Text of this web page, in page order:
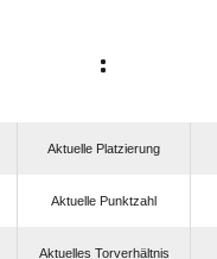
:
Aktuelle Platzierung
Aktuelle Punktzahl
Aktuelles Torverhältnis